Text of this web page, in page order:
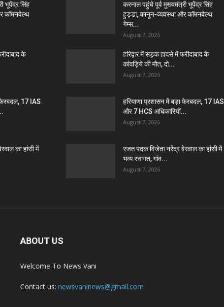
भूपेंद्र सिंह
कॉमनवेल्थ
के
फेरबदल, 17 IAS
का हांसी में
करनाल पहुंचे पूर्व मुख्यमंत्री भूपेंद्र सिंह
हुड्डा, कानून-व्यवस्था और कॉमनवेल्थ
गेम्स...
August 7, 2026
हरिद्वार में सड़क हादसे में फरीदाबाद के
कांवड़िये की मौत, दो...
August 7, 2026
हरियाणा प्रशासन में बड़ा फेरबदल, 17 IAS
और 7 HCS अधिकारियों...
August 7, 2026
रजत पदक विजेता नरेंद्र बेरवाल का हांसी में
भव्य स्वागत, गांव...
August 7, 2026
ABOUT US
Welcome To News Vani
Contact us: newsvaninews@gmail.com